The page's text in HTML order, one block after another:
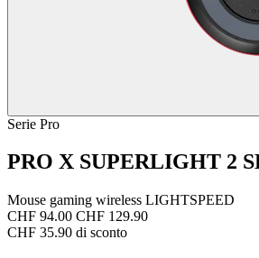
Serie Pro
PRO X SUPERLIGHT 2
Mouse gaming wireless LIGHTSPEED
CHF 94.00 CHF 129.90
CHF 35.90 di sconto